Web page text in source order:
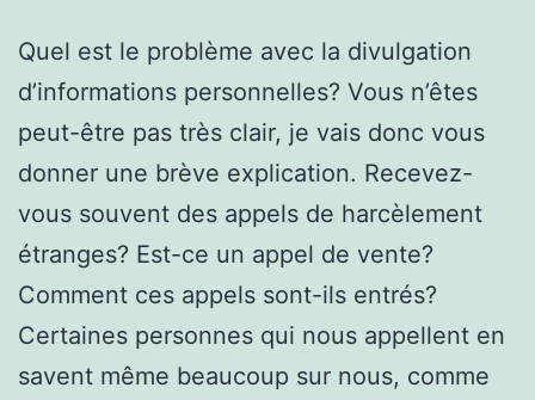
Quel est le problème avec la divulgation
d’informations personnelles? Vous n’êtes
peut-être pas très clair, je vais donc vous
donner une brève explication. Recevez-
vous souvent des appels de harcèlement
étranges? Est-ce un appel de vente?
Comment ces appels sont-ils entrés?
Certaines personnes qui nous appellent en
savent même beaucoup sur nous, comme